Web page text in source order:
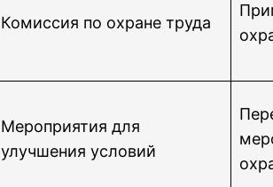
Комиссия по охране труда
Мероприятия для
улучшения условий